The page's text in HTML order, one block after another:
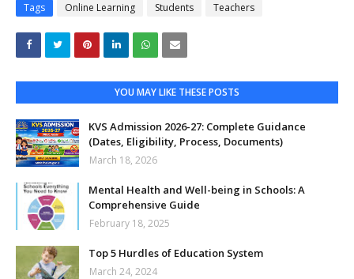
Tags Online Learning Students Teachers
YOU MAY LIKE THESE POSTS
KVS Admission 2026-27: Complete Guidance
(Dates, Eligibility, Process, Documents)
March 18, 2026
Mental Health and Well-being in Schools: A
Comprehensive Guide
February 18, 2025
Top 5 Hurdles of Education System
March 24, 2024